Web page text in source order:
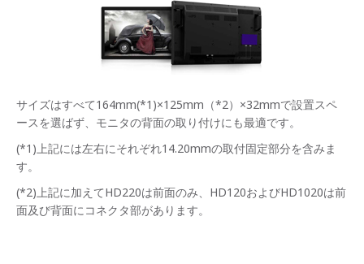
サイズはすべて164mm(*1)×125mm（*2）×32mmで設置スペ
ースを選ばず、モニタの背面の取り付けにも最適です。
(*1)上記には左右にそれぞれ14.20mmの取付固定部分を含みま
す。
(*2)上記に加えてHD220は前面のみ、HD120およびHD1020は前
面及び背面にコネクタ部があります。